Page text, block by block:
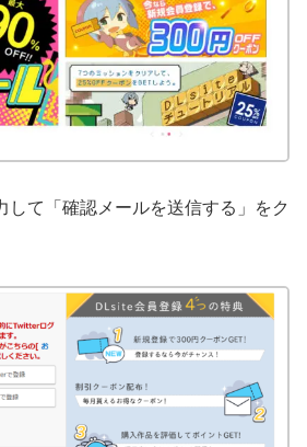
して「確認メールを送信する」をク